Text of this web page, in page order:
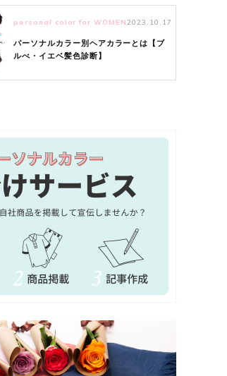
personal color for WOMEN2023.10.17
パーソナルカラー別ヘアカラーとは【ブ
ルべ・イエベ髪色診断】